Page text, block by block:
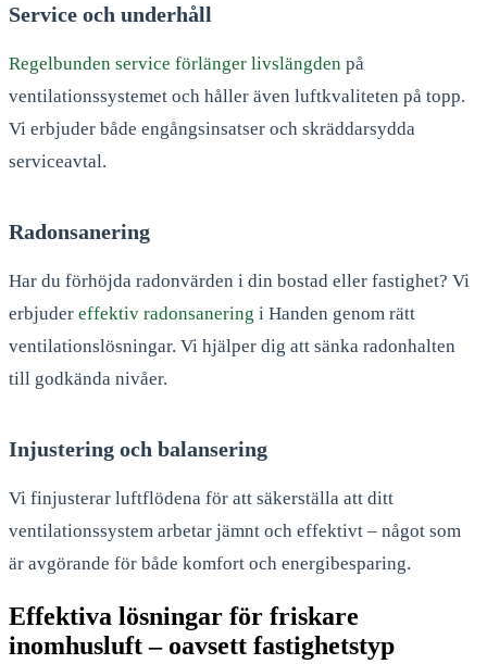
Service och underhåll
Regelbunden service förlänger livslängden på
ventilationssystemet och håller även luftkvaliteten på topp.
Vi erbjuder både engångsinsatser och skräddarsydda
serviceavtal.
Radonsanering
Har du förhöjda radonvärden i din bostad eller fastighet? Vi
erbjuder effektiv radonsanering i Handen genom rätt
ventilationslösningar. Vi hjälper dig att sänka radonhalten
till godkända nivåer.
Injustering och balansering
Vi finjusterar luftflödena för att säkerställa att ditt
ventilationssystem arbetar jämnt och effektivt – något som
är avgörande för både komfort och energibesparing.
Effektiva lösningar för friskare
inomhusluft – oavsett fastighetstyp